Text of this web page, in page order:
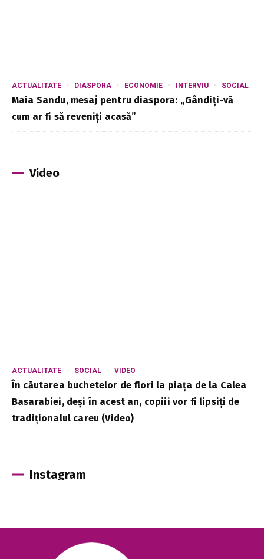
ACTUALITATE DIASPORA ECONOMIE INTERVIU SOCIAL
Maia Sandu, mesaj pentru diaspora: „Gândiți-vă
cum ar fi să reveniți acasă”
Video
ACTUALITATE SOCIAL VIDEO
În căutarea buchetelor de flori la piața de la Calea
Basarabiei, deși în acest an, copiii vor fi lipsiți de
tradiționalul careu (Video)
Instagram